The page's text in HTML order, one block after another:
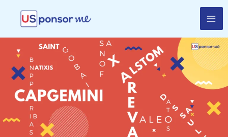
contenu